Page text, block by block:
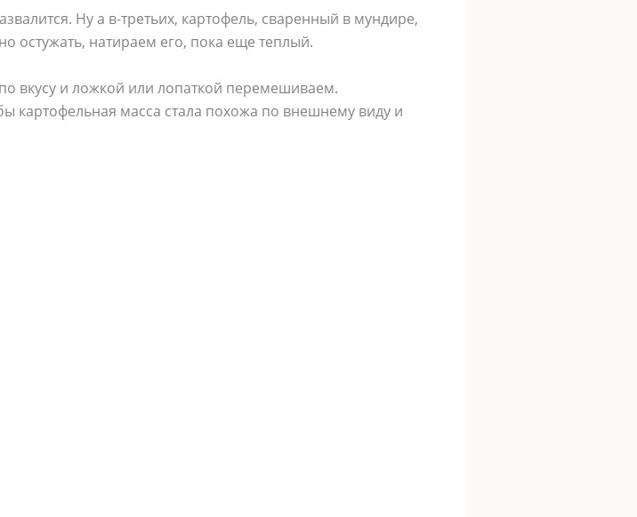
Ну а в-третьих, картофель, сваренный в мундире,
остужать, натираем его, пока еще теплый.
вкусу и ложкой или лопаткой перемешиваем.
картофельная масса стала похожа по внешнему виду и